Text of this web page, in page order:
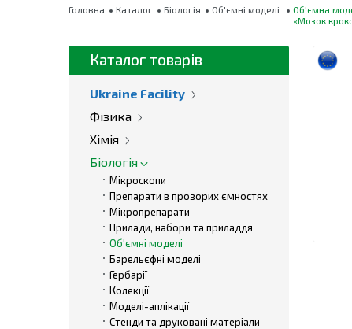
Головна Каталог Біологія Об'ємні моделі
Об'ємна
«Мозок
Каталог товарів
Ukraine Facility
Фізика
Хімія
Біологія
Мікроскопи
Препарати в прозорих ємностях
Мікропрепарати
Прилади, набори та приладдя
Об'ємні моделі
Барельєфні моделі
Гербарії
Колекції
Моделі-аплікації
Стенди та друковані матеріали